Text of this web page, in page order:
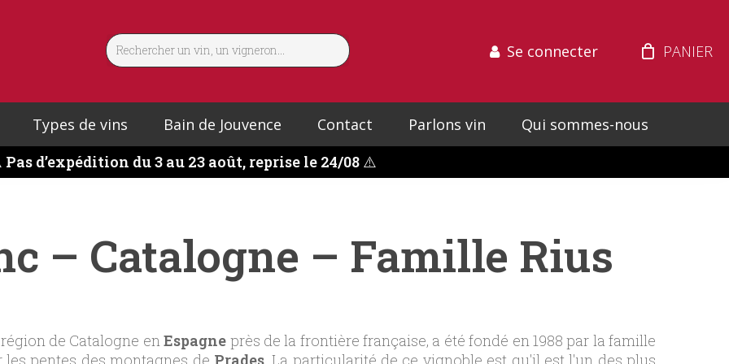
Se connecter
Types de vins Bain de Jouvence Contact Parlons vin
Qui sommes-nous
Pas d’expédition du 3 au 23 août, reprise le 24/08⚠️
– Catalogne – Famille Rius
de Catalogne enEspagne près de la frontière française, a été fondé en 1988 par la famille
pentes des montagnes de Prades. La particularité de ce vignoble est qu'il est l'un des plus